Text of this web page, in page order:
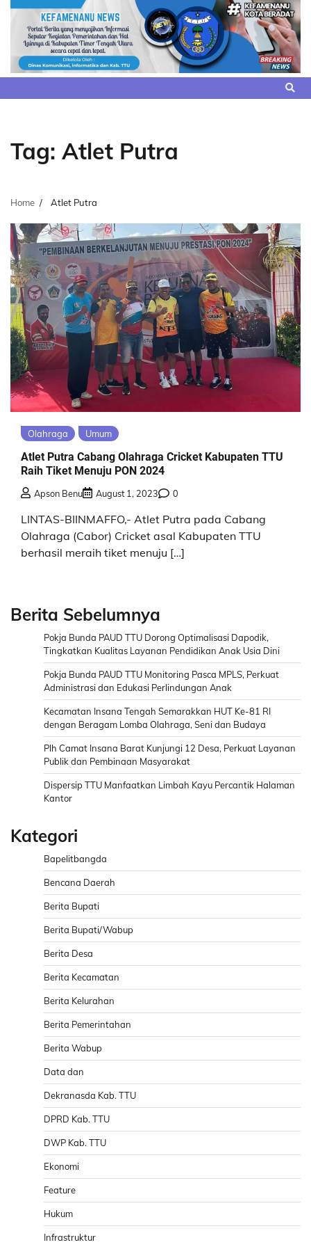
Skip
content
Tag: Atlet Putra
Home Atlet Putra
Olahraga Umum
Atlet Putra Cabang Olahraga Cricket Kabupaten TTU
Raih Tiket Menuju PON 2024
Apson Benu August 1, 2023 0
LINTAS-BIINMAFFO,- Atlet Putra pada Cabang
Olahraga (Cabor) Cricket asal Kabupaten TTU
berhasil meraih tiket menuju […]
Berita Sebelumnya
Pokja Bunda PAUD TTU Dorong Optimalisasi Dapodik,
Tingkatkan Kualitas Layanan Pendidikan Anak Usia Dini
Pokja Bunda PAUD TTU Monitoring Pasca MPLS, Perkuat
Administrasi dan Edukasi Perlindungan Anak
Kecamatan Insana Tengah Semarakkan HUT Ke-81 RI
dengan Beragam Lomba Olahraga, Seni dan Budaya
Plh Camat Insana Barat Kunjungi 12 Desa, Perkuat Layanan
Publik dan Pembinaan Masyarakat
Dispersip TTU Manfaatkan Limbah Kayu Percantik Halaman
Kantor
Kategori
Bapelitbangda
Bencana Daerah
Berita Bupati
Berita Bupati/Wabup
Berita Desa
Berita Kecamatan
Berita Kelurahan
Berita Pemerintahan
Berita Wabup
Data dan
Dekranasda Kab. TTU
DPRD Kab. TTU
DWP Kab. TTU
Ekonomi
Feature
Hukum
Infrastruktur